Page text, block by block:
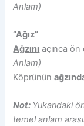
Anlam)
“Ağız”
Ağzını açınca
Anlam)
Köprünün
Not: Yukarıdaki
temel anlam